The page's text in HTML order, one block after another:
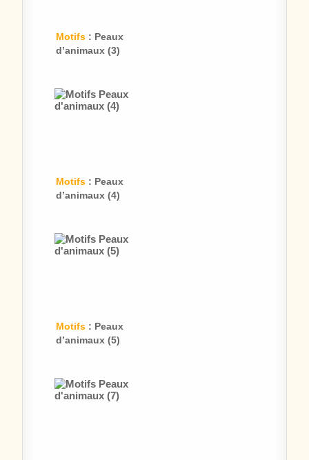
Motifs : Peaux
d’animaux (3)
Motifs : Peaux
d’animaux (4)
Motifs : Peaux
d’animaux (5)